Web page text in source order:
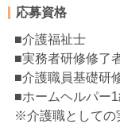
応募資格
■介護福祉士
■実務者研修修了
■介護職員基礎研
■ホームヘルパー1
※介護職としての